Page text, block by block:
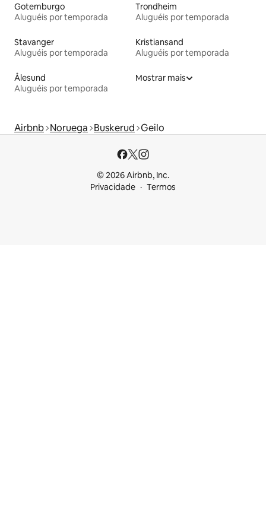
Gotemburgo
Aluguéis por temporada
Trondheim
Aluguéis por temporada
Stavanger
Aluguéis por temporada
Kristiansand
Aluguéis por temporada
Ålesund
Aluguéis por temporada
Mostrar mais
Airbnb Noruega Buskerud Geilo
© 2026 Airbnb, Inc.
Privacidade
Termos